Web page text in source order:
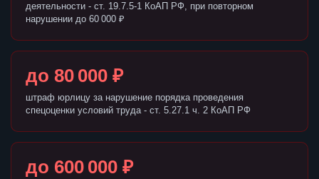
деятельности - ст. 19.7.5-1 КоАП РФ, при повторном
нарушении до 60 000 ₽
до 80 000 ₽
штраф юрлицу за нарушение порядка проведения
спецоценки условий труда - ст. 5.27.1 ч. 2 КоАП РФ
до 600 000 ₽